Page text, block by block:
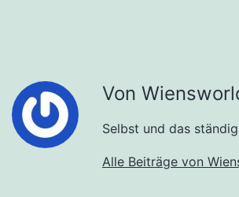
Von
Selbst und das
Alle Beiträge von